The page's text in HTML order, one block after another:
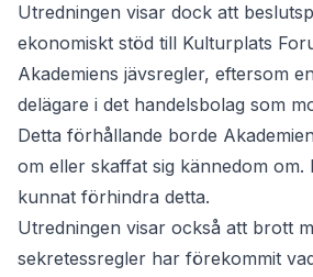
Utredningen visar dock att
ekonomiskt stöd till Kulturplats
Akademiens jävsregler, eftersom
delägare i det handelsbolag som
Detta förhållande borde
om eller skaffat sig kännedom om.
kunnat förhindra detta.
Utredningen visar också att brott
sekretessregler har förekommit